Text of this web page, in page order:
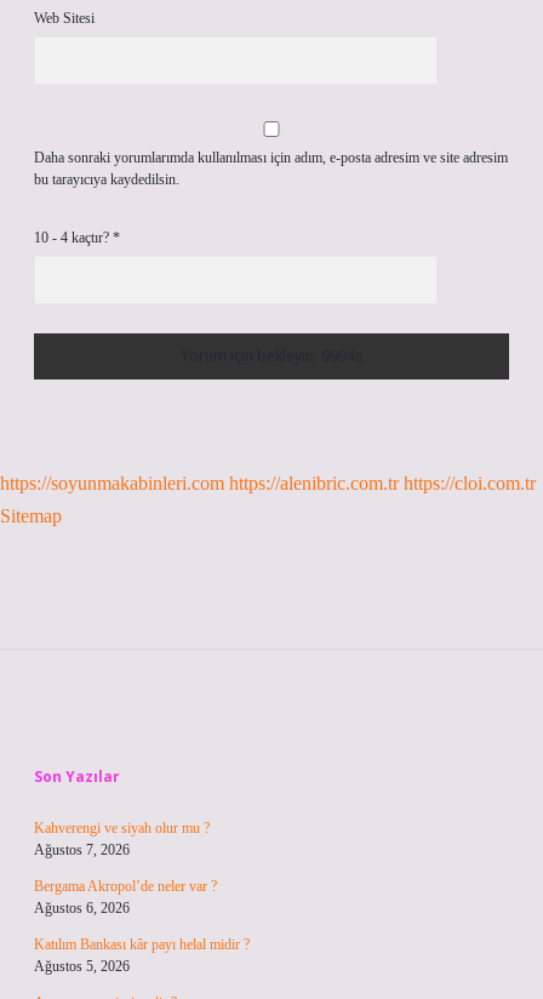
Web Sitesi
Daha sonraki yorumlarımda kullanılması için adım, e-posta adresim ve site adresim
bu tarayıcıya kaydedilsin.
10 - 4 kaçtır? *
https://soyunmakabinleri.com https://alenibric.com.tr https://cloi.com.tr
Sitemap
Son Yazılar
Kahverengi ve siyah olur mu ?
Ağustos 7, 2026
Bergama Akropol’de neler var ?
Ağustos 6, 2026
Katılım Bankası kâr payı helal midir ?
Ağustos 5, 2026